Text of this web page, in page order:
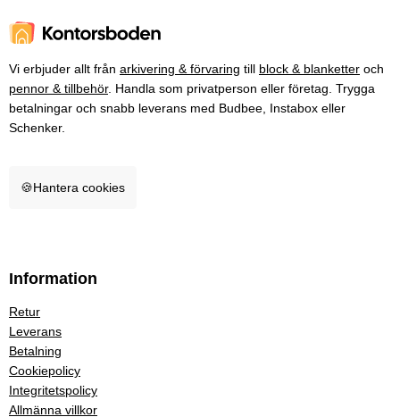
Vi erbjuder allt från arkivering & förvaring till block & blanketter och
pennor & tillbehör. Handla som privatperson eller företag. Trygga
betalningar och snabb leverans med Budbee, Instabox eller
Schenker.
🍪Hantera cookies
Information
Retur
Leverans
Betalning
Cookiepolicy
Integritetspolicy
Allmänna villkor